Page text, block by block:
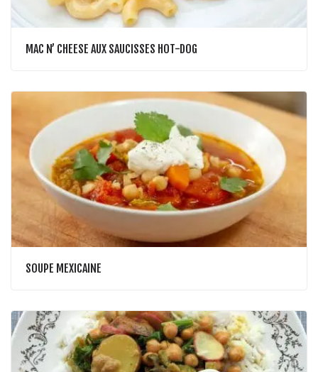
MAC N’ CHEESE AUX SAUCISSES HOT-DOG
SOUPE MEXICAINE